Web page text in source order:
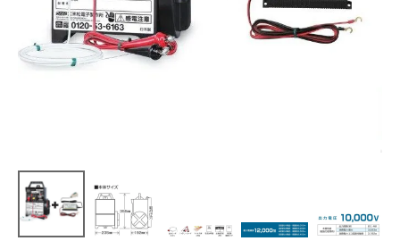
トレイルカメラ（セン
サーカメラ）
屋外防犯・監視カメ
金網柵
ュ柵等）
（イノシシ・シ
防獣・防鳥ネット
漁網